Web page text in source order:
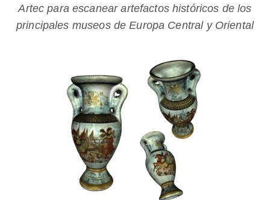
Artec para escanear artefactos históricos de los
principales museos de Europa Central y Oriental